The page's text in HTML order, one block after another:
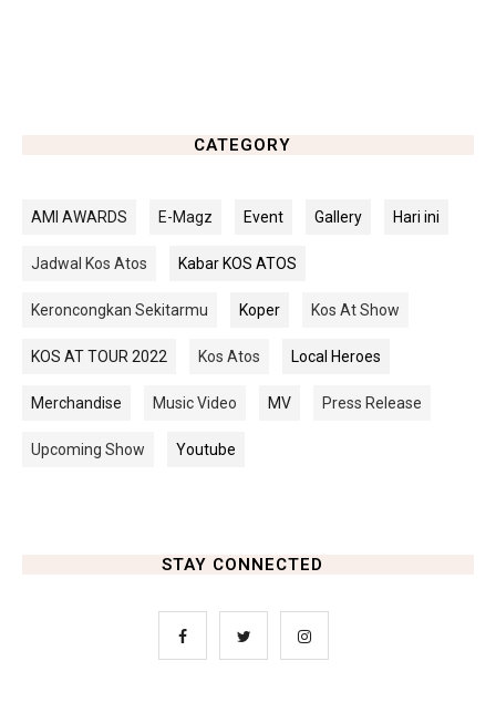
CATEGORY
AMI AWARDS E-Magz Event Gallery Hari ini
Jadwal Kos Atos Kabar KOS ATOS
Keroncongkan Sekitarmu Koper Kos At Show
KOS AT TOUR 2022 Kos Atos Local Heroes
Merchandise Music Video MV Press Release
Upcoming Show Youtube
STAY CONNECTED